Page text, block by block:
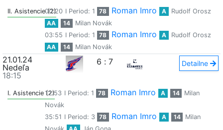
II. Asistencie (2)
00:20 I Period: 1 78 Roman Imro A
Rudolf Orosz
AA
14
Milan Novák
03:55 I Period: 1 78 Roman Imro A
Rudolf Orosz
AA
14 Milan Novák
21.01.24
Nedeľa
18:15
6 : 7 Detailne
I. Asistencie (2)
12:53 I Period: 1 78 Roman Imro A 14
Milan
Novák
35:51 I Period: 3 78 Roman Imro A 14
Milan